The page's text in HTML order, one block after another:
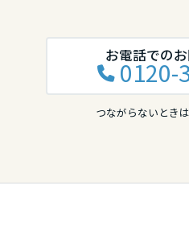
お電話での
0120-
つながらないときは